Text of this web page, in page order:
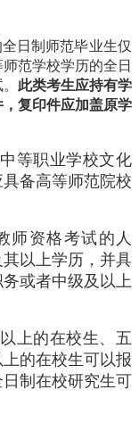
日制师范毕业生仅
范学校学历的全日
此类考生应持有学
复印件应加盖原学
等职业学校文化
备高等师范院校
师资格考试的人
以上学历，并具
或者中级及以上
上的在校生、五
的在校生可以报
制在校研究生可